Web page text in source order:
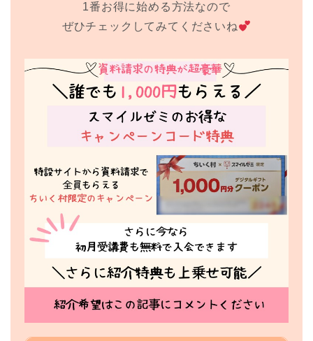
1番お得に始める方法なので
ぜひチェックしてみてくださいね